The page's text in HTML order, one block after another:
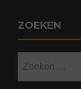
ZOEKEN
naar: